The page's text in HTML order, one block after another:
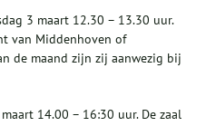
3 maart 12.30 – 13.30 uur.
van Middenhoven of
de maand zijn zij aanwezig bij
14.00 – 16:30 uur. De zaal